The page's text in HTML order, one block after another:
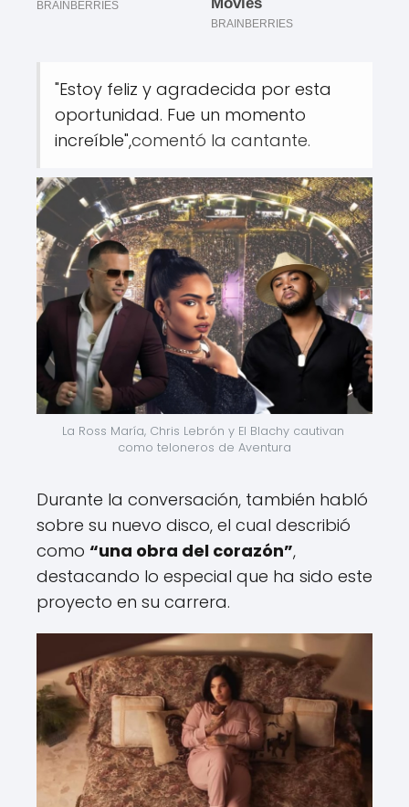
"Estoy feliz y agradecida por esta
oportunidad. Fue un momento
increíble",comentó la cantante.
La Ross María, Chris Lebrón y El Blachy cautivan
como teloneros de Aventura
Durante la conversación, también habló
sobre su nuevo disco, el cual describió
como “una obra del corazón”,
destacando lo especial que ha sido este
proyecto en su carrera.